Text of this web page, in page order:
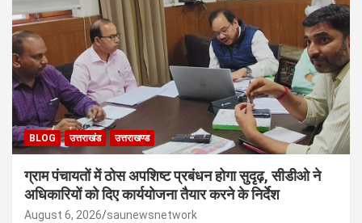
BLOG उत्तराखंड उत्तराखण्ड
ग्राम पंचायतों में ठोस अपशिष्ट प्रबंधन होगा सुदृढ़, सीडीओ ने
अधिकारियों को दिए कार्ययोजना तैयार करने के निर्देश
August 6, 2026 saunewsnetwork